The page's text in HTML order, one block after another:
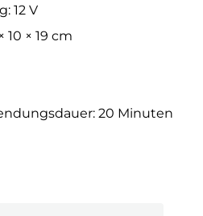
12 V
10 × 19 cm
20 Minuten